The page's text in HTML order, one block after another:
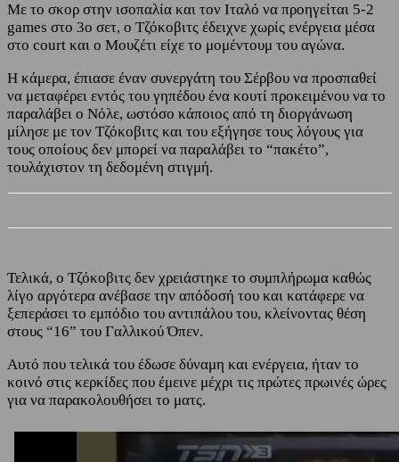
Με το σκορ στην ισοπαλία και τον Ιταλό να προηγείται 5-2
games στο 3ο σετ, ο Τζόκοβιτς έδειχνε χωρίς ενέργεια μέσα
στο court και ο Μουζέτι είχε το μομέντουμ του αγώνα.
Η κάμερα, έπιασε έναν συνεργάτη του Σέρβου να προσπαθεί
να μεταφέρει εντός του γηπέδου ένα κουτί προκειμένου να το
παραλάβει ο Νόλε, ωστόσο κάποιος από τη διοργάνωση
μίλησε με τον Τζόκοβιτς και του εξήγησε τους λόγους για
τους οποίους δεν μπορεί να παραλάβει το “πακέτο”,
τουλάχιστον τη δεδομένη στιγμή.
Τελικά, ο Τζόκοβιτς δεν χρειάστηκε το συμπλήρωμα καθώς
λίγο αργότερα ανέβασε την απόδοσή του και κατάφερε να
ξεπεράσει το εμπόδιο του αντιπάλου του, κλείνοντας θέση
στους “16” του Γαλλικού Όπεν.
Αυτό που τελικά του έδωσε δύναμη και ενέργεια, ήταν το
κοινό στις κερκίδες που έμεινε μέχρι τις πρώτες πρωινές ώρες
για να παρακολουθήσει το ματς.